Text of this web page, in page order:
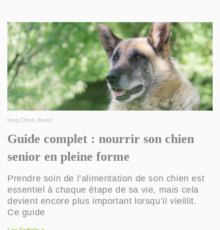
blog ,Chien Santé
Guide complet : nourrir son chien
senior en pleine forme
Prendre soin de l’alimentation de son chien est
essentiel à chaque étape de sa vie, mais cela
devient encore plus important lorsqu’il vieillit.
Ce guide